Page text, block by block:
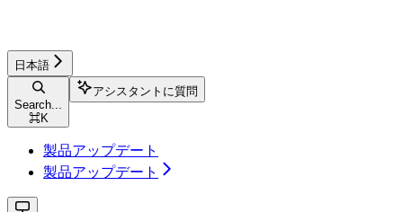
日本語
Search...
⌘K
アシスタントに質問
製品アップデート
製品アップデート